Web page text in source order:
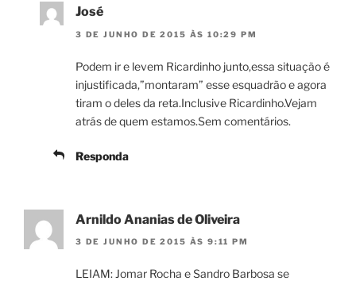
José
3 DE JUNHO DE 2015 ÀS 10:29 PM
Podem ir e levem Ricardinho junto,essa situação é
injustificada,”montaram” esse esquadrão e agora
tiram o deles da reta.Inclusive Ricardinho.Vejam
atrás de quem estamos.Sem comentários.
Responda
Arnildo Ananias de Oliveira
3 DE JUNHO DE 2015 ÀS 9:11 PM
LEIAM: Jomar Rocha e Sandro Barbosa se